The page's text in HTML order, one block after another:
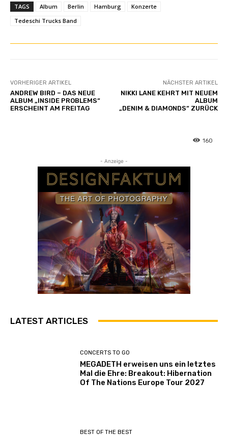
TAGS Album Berlin Hamburg
Konzerte
Tedeschi Trucks Band
VORHERIGER ARTIKEL
ANDREW BIRD – DAS NEUE
ALBUM „INSIDE PROBLEMS“
ERSCHEINT AM FREITAG
NÄCHSTER ARTIKEL
NIKKI LANE KEHRT MIT NEUEM
ALBUM
„DENIM & DIAMONDS“ ZURÜCK
160
- Anzeige -
LATEST ARTICLES
CONCERTS TO GO
MEGADETH erweisen uns ein letztes
Mal die Ehre: Breakout: Hibernation
Of The Nations Europe Tour 2027
BEST OF THE BEST